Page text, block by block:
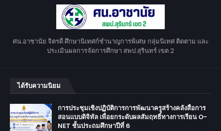
ศน.อาชานัย จิตรดี ศึกษานิเทศก์ชำนาญการพิเศษ กลุ่มนิเทศ ติดตาม และ
ประเมินผลการจัดการศึกษา สพป.สุรินทร์ เขต 2
ได้รับความนิยม
การประชุมเชิงปฏิบัติการการพัฒนาครูสร้างคลังสื่อการ
สอนแบบดิจิทัล เพื่อยกระดับผลสัมฤทธิ์ทางการเรียน O-
NET ชั้นประถมศึกษาปีที่ 6